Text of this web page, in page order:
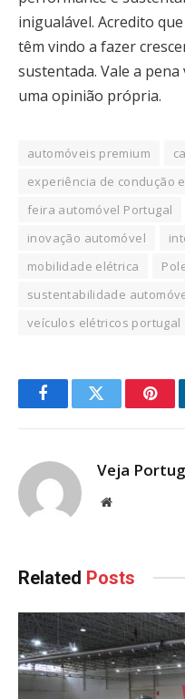
inigualável. Acredito
têm vindo a fazer
sustentada. Vale a
uma opinião própria.
automóveis premium
experiência de condução
feira automóvel Portugal
inovação automóvel
mobilidade elétrica
sustentabilidade
veículos elétricos portugal
FacebookTwitter
Veja
Website
Related Posts